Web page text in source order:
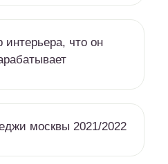
интерьера, что он
москвы 2021/2022